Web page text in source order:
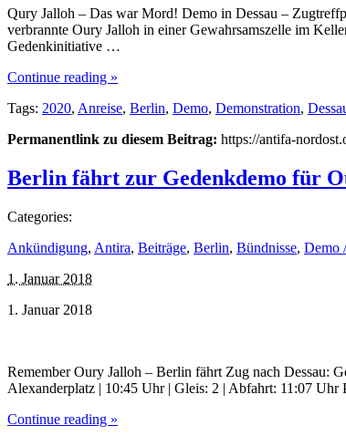
Qury Jalloh – Das war Mord! Demo in Dessau –
verbrannte Oury Jalloh in einer Gewahrsamszelle im
Gedenkinitiative …
Continue reading »
Tags: 2020, Anreise, Berlin, Demo, Demonstration,
Permanentlink zu diesem Beitrag: https://antifa-
Berlin fährt zur Gedenkdemo für
Categories:
Ankündigung, Antira, Beiträge, Berlin, Bündnisse, Demo
1. Januar 2018
1. Januar 2018
Remember Oury Jalloh – Berlin fährt Zug nach Dessau:
Alexanderplatz | 10:45 Uhr | Gleis: 2 | Abfahrt: 11:07
Continue reading »